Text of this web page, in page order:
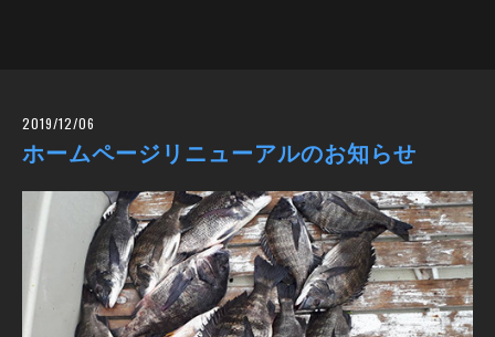
2019/12/06
ホームページリニューアルのお知らせ